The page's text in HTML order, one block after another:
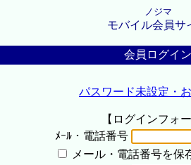
ノジマ
モバイル会員サ
会員ログイン
パスワード未設定・
【ログインフォー
ﾒｰﾙ・電話番号
メール・電話番号を保